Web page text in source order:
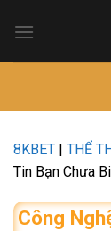
đến
8KBET | THỂ
Tin Bạn Chưa
Công